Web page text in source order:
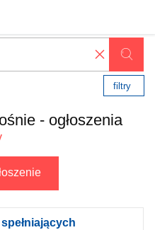
✖
filtry
- ogłoszenia